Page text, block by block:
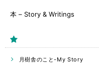
本 – Story & Writings
月樹舎のこと-My Story